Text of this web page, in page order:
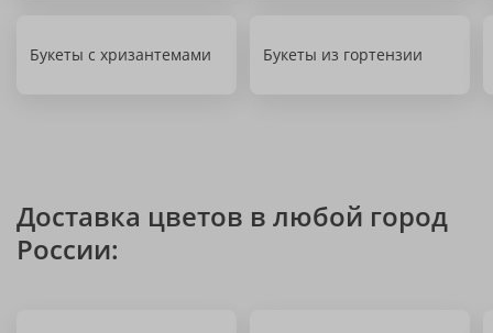
Букеты с хризантемами Букеты из гортензии
Доставка цветов в любой город
России: